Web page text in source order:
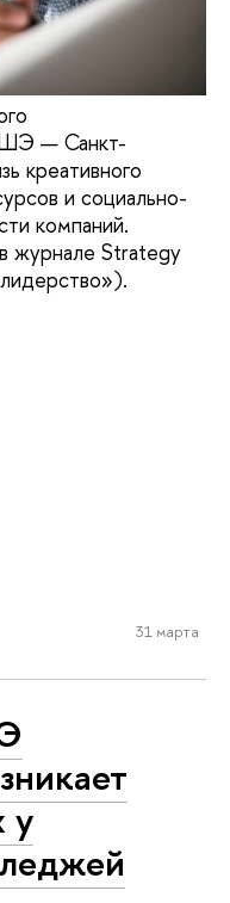
— Санкт-
креативного
и социально-
компаний.
журнале Strategy
31 марта
у